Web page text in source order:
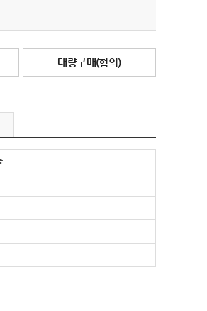
대량구매(협의)